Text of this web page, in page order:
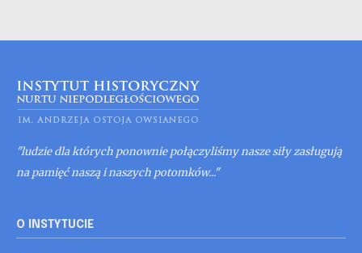
"ludzie dla których ponownie połączyliśmy nasze siły zasługują
na pamięć naszą i naszych potomków..."
O INSTYTUCIE